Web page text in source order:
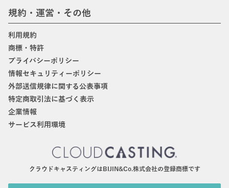
規約・運営・その他
利用規約
商標・特許
プライバシーポリシー
情報セキュリティーポリシー
外部送信規律に関する公表事項
特定商取引法に基づく表示
企業情報
サービス利用環境
クラウドキャスティングはBIJIN&Co.株式会社の登録商標です